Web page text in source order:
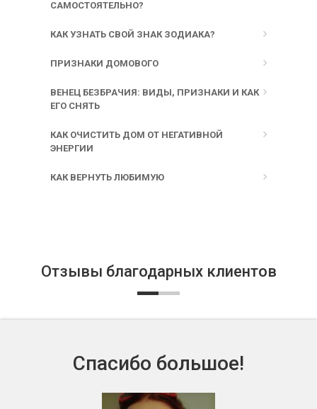
САМОСТОЯТЕЛЬНО?
КАК УЗНАТЬ СВОЙ ЗНАК ЗОДИАКА?
ПРИЗНАКИ ДОМОВОГО
ВЕНЕЦ БЕЗБРАЧИЯ: ВИДЫ, ПРИЗНАКИ И КАК
ЕГО СНЯТЬ
КАК ОЧИСТИТЬ ДОМ ОТ НЕГАТИВНОЙ
ЭНЕРГИИ
КАК ВЕРНУТЬ ЛЮБИМУЮ
Отзывы благодарных клиентов
Спасибо большое!